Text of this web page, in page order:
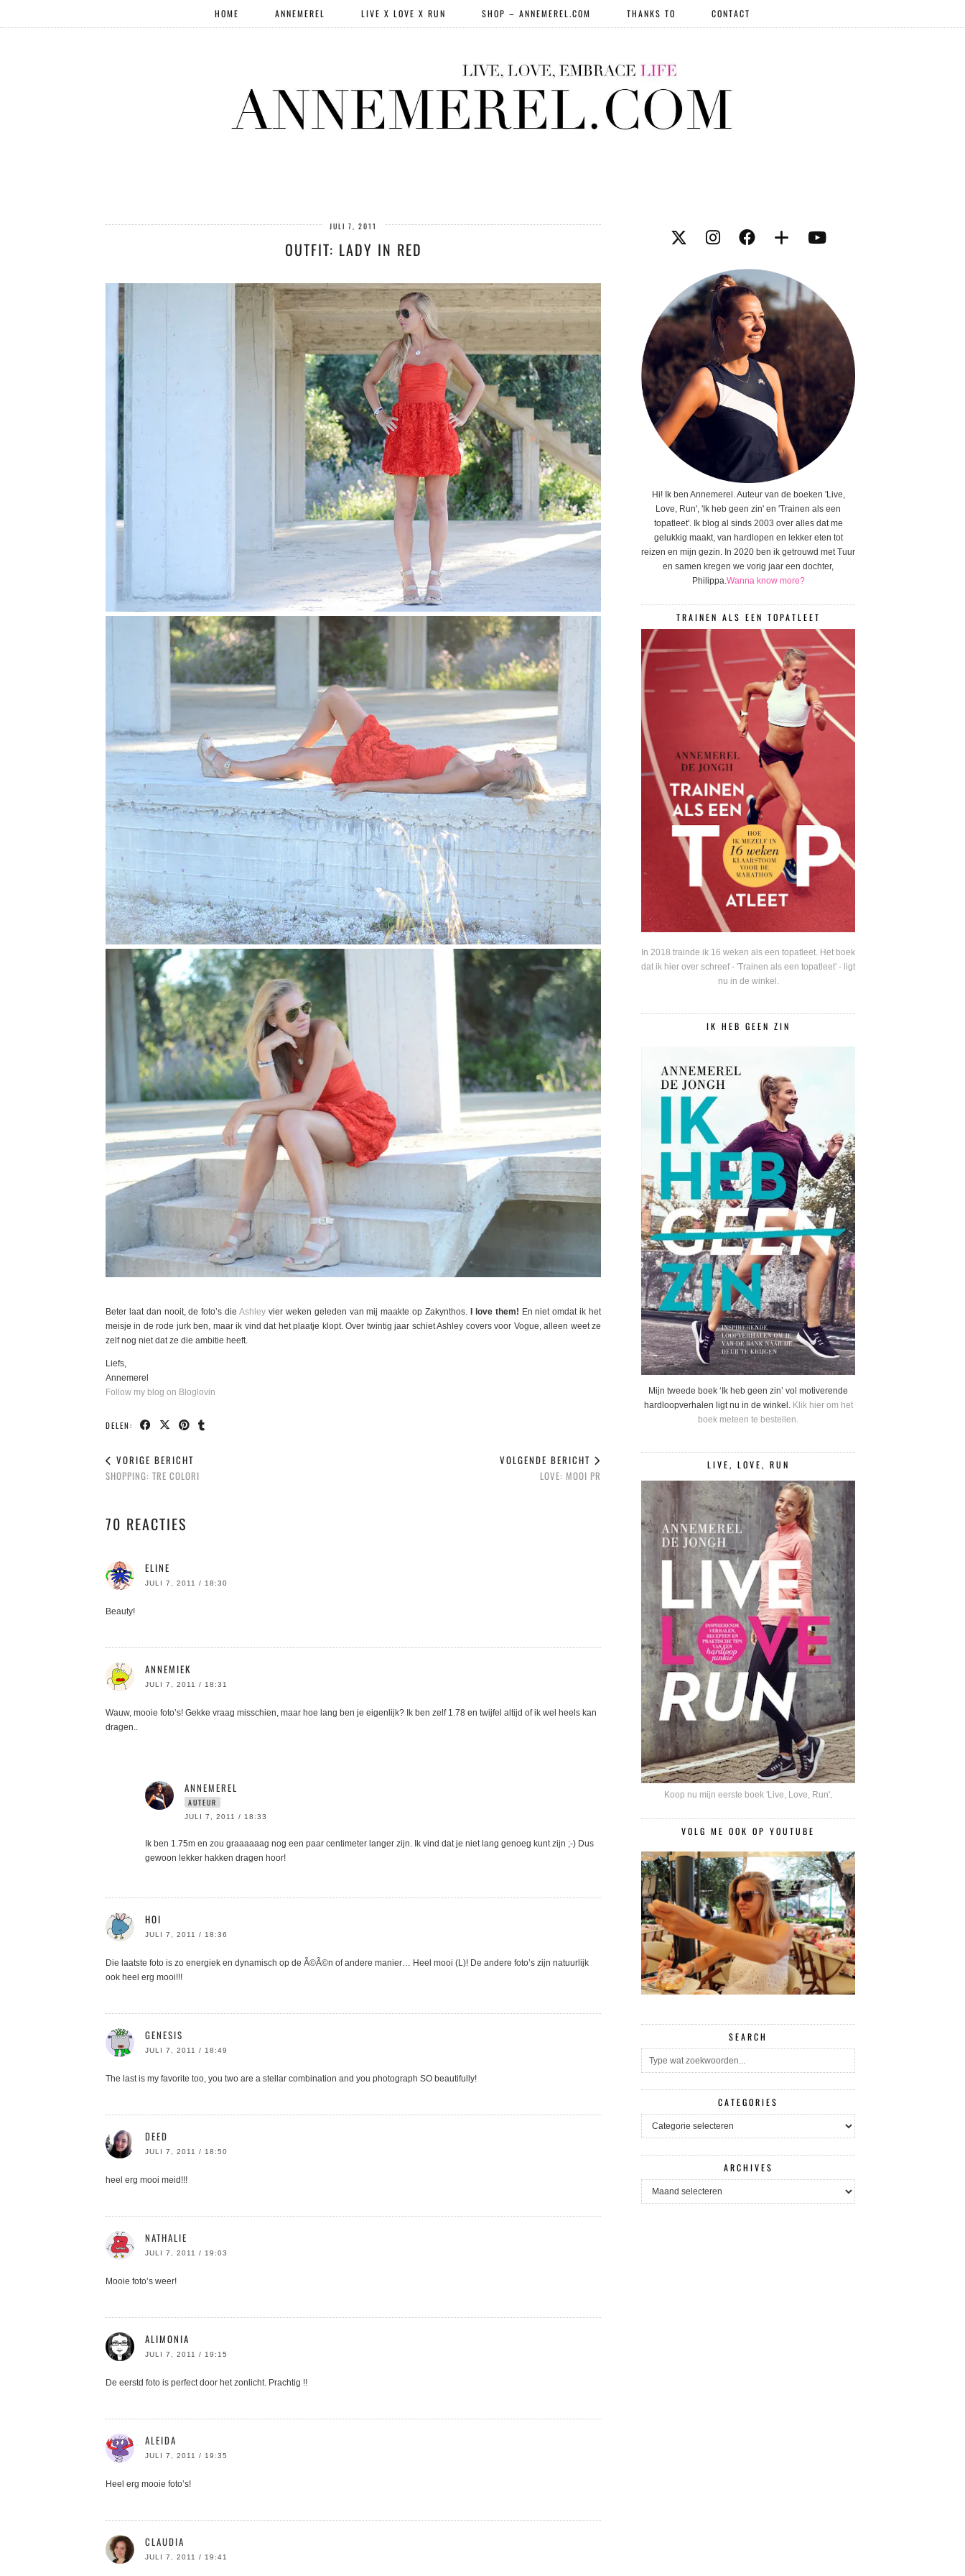
HOME ANNEMEREL LIVE X LOVE X RUN SHOP – ANNEMEREL.COM THANKS TO CONTACT
JULI 7, 2011
OUTFIT: LADY IN RED
Beter laat dan nooit, de foto’s dieAshley vier weken geleden van mij maakte op Zakynthos. I love them! En niet omdat ik het
meisje in de rode jurk ben, maar ik vind dat het plaatje klopt. Over twintig jaar schiet Ashley covers voor Vogue, alleen weet ze
zelf nog niet dat ze die ambitie heeft.
Liefs,
Annemerel
Follow my blog on Bloglovin
DELEN:
VORIGE BERICHT
SHOPPING: TRE COLORI
VOLGENDE BERICHT
LOVE: MOOI PR
70 REACTIES
ELINE
JULI 7, 2011 / 18:30
Beauty!
ANNEMIEK
JULI 7, 2011 / 18:31
Wauw, mooie foto’s! Gekke vraag misschien, maar hoe lang ben je eigenlijk? Ik ben zelf 1.78 en twijfel altijd of ik wel heels kan
dragen..
ANNEMEREL
AUTEUR
JULI 7, 2011 / 18:33
Ik ben 1.75m en zou graaaaaag nog een paar centimeter langer zijn. Ik vind dat je niet lang genoeg kunt zijn ;-) Dus
gewoon lekker hakken dragen hoor!
HOI
JULI 7, 2011 / 18:36
Die laatste foto is zo energiek en dynamisch op de Ã©Ã©n of andere manier… Heel mooi (L)! De andere foto’s zijn natuurlijk
ook heel erg mooi!!!
GENESIS
JULI 7, 2011 / 18:49
The last is my favorite too, you two are a stellar combination and you photograph SO beautifully!
DEED
JULI 7, 2011 / 18:50
heel erg mooi meid!!!
NATHALIE
JULI 7, 2011 / 19:03
Mooie foto’s weer!
ALIMONIA
JULI 7, 2011 / 19:15
De eerstd foto is perfect door het zonlicht. Prachtig !!
ALEIDA
JULI 7, 2011 / 19:35
Heel erg mooie foto’s!
CLAUDIA
JULI 7, 2011 / 19:41
Hi! Ik ben Annemerel. Auteur van de boeken 'Live,
Love, Run', 'Ik heb geen zin' en 'Trainen als een
topatleet'. Ik blog al sinds 2003 over alles dat me
gelukkig maakt, van hardlopen en lekker eten tot
reizen en mijn gezin. In 2020 ben ik getrouwd met Tuur
en samen kregen we vorig jaar een dochter,
Philippa.Wanna know more?
TRAINEN ALS EEN TOPATLEET
In 2018 trainde ik 16 weken als een topatleet. Het boek
dat ik hier over schreef - 'Trainen als een topatleet' - ligt
nu in de winkel.
IK HEB GEEN ZIN
Mijn tweede boek ‘Ik heb geen zin’ vol motiverende
hardloopverhalen ligt nu in de winkel. Klik hier om het
boek meteen te bestellen.
LIVE, LOVE, RUN
Koop nu mijn eerste boek 'Live, Love, Run'.
VOLG ME OOK OP YOUTUBE
SEARCH
CATEGORIES
CATEGORIES
ARCHIVES
ARCHIVES